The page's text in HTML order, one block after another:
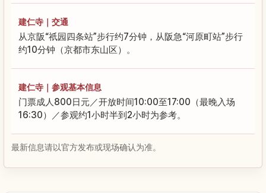
建仁寺｜交通
从京阪“祇园四条站”步行约7分钟，从阪急“河原町站”步行
约10分钟（京都市东山区）。
建仁寺｜参观基本信息
门票成人800日元／开放时间10:00至17:00（最晚入场
16:30）／参观约1小时半到2小时为参考。
最新信息请以官方发布或现场确认为准。